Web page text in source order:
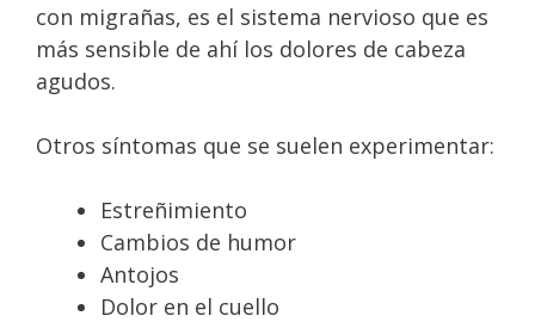
con migrañas, es el sistema nervioso que es
más sensible de ahí los dolores de cabeza
agudos.
Otros síntomas que se suelen experimentar:
Estreñimiento
Cambios de humor
Antojos
Dolor en el cuello